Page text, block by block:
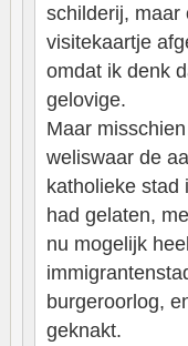
schilderij, maar
visitekaartje
omdat ik denk
gelovige.
Maar
weliswaar de
katholieke stad
had gelaten,
nu mogelijk
burgeroorlog,
geknakt.